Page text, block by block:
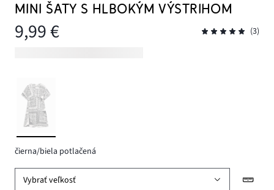
MINI ŠATY S HLBOKÝM VÝSTRIHOM
9,99 € (3)
čierna/biela potlačená
Vybrať veľkosť